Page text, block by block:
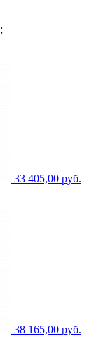
;
33 405,00 руб.
38 165,00 руб.